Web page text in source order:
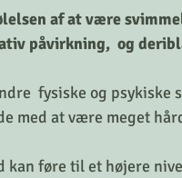
af at være
påvirkning,  og
fysiske og psykiske
med at være meget
kan føre til et højere